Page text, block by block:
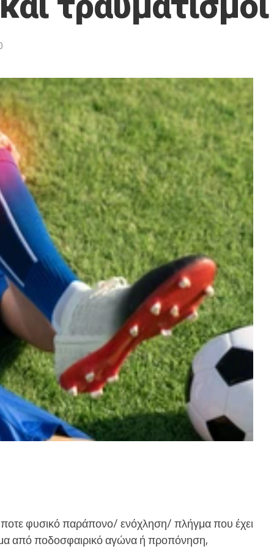
φυσικό παράπονο/ ενόχληση/ πλήγμα που έχει
από ποδοσφαιρικό αγώνα ή προπόνηση,